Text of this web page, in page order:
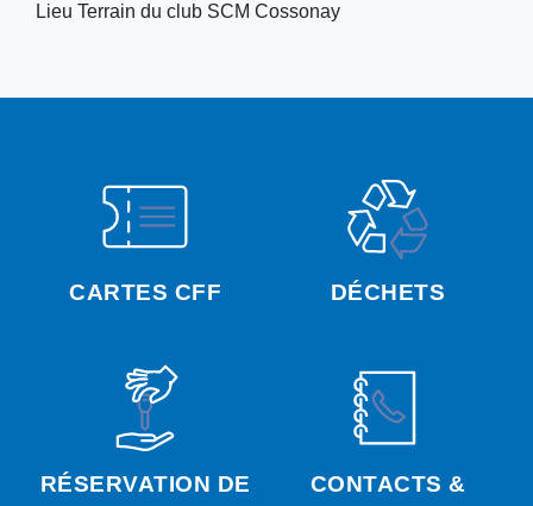
CARTES CFF DÉCHETS
RÉSERVATION DE
CONTACTS &
Lieu Terrain du club SCM Cossonay